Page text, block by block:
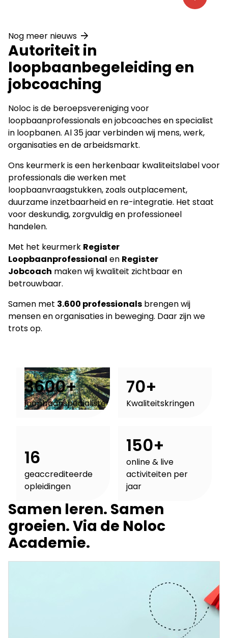
Nog meer nieuws
Autoriteit in
loopbaanbegeleiding en
jobcoaching
Noloc is de beroepsvereniging voor
loopbaanprofessionals en jobcoaches en specialist
in loopbanen. Al 35 jaar verbinden wij mens, werk,
organisaties en de arbeidsmarkt.
Ons keurmerk is een herkenbaar kwaliteitslabel voor
professionals die werken met
loopbaanvraagstukken, zoals outplacement,
duurzame inzetbaarheid en re-integratie. Het staat
voor deskundig, zorgvuldig en professioneel
handelen.
Met het keurmerk Register
Loopbaanprofessional en Register
Jobcoach maken wij kwaliteit zichtbaar en
betrouwbaar.
Samen met 3.600 professionals brengen wij
mensen en organisaties in beweging. Daar zijn we
trots op.
3600+
loopbaanspecialisten
70+
Kwaliteitskringen
16
geaccrediteerde
opleidingen
150+
online & live
activiteiten per
jaar
Samen leren. Samen
groeien. Via de Noloc
Academie.